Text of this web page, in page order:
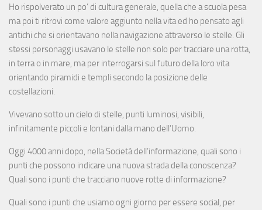
Ho rispolverato un po’ di cultura generale, quella che a scuola pesa
ma poi ti ritrovi come valore aggiunto nella vita ed ho pensato agli
antichi che si orientavano nella navigazione attraverso le stelle. Gli
stessi personaggi usavano le stelle non solo per tracciare una rotta,
in terra o in mare, ma per interrogarsi sul futuro della loro vita
orientando piramidi e templi secondo la posizione delle
costellazioni.
Vivevano sotto un cielo di stelle, punti luminosi, visibili,
infinitamente piccoli e lontani dalla mano dell’Uomo.
Oggi 4000 anni dopo, nella Società dell’informazione, quali sono i
punti che possono indicare una nuova strada della conoscenza?
Quali sono i punti che tracciano nuove rotte di informazione?
Quali sono i punti che usiamo ogni giorno per essere social, per